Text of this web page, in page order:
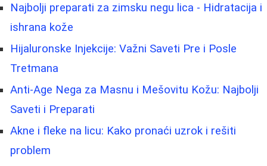
Najbolji preparati za zimsku negu lica - Hidratacija i
ishrana kože
Hijaluronske Injekcije: Važni Saveti Pre i Posle
Tretmana
Anti-Age Nega za Masnu i Mešovitu Kožu: Najbolji
Saveti i Preparati
Akne i fleke na licu: Kako pronaći uzrok i rešiti
problem